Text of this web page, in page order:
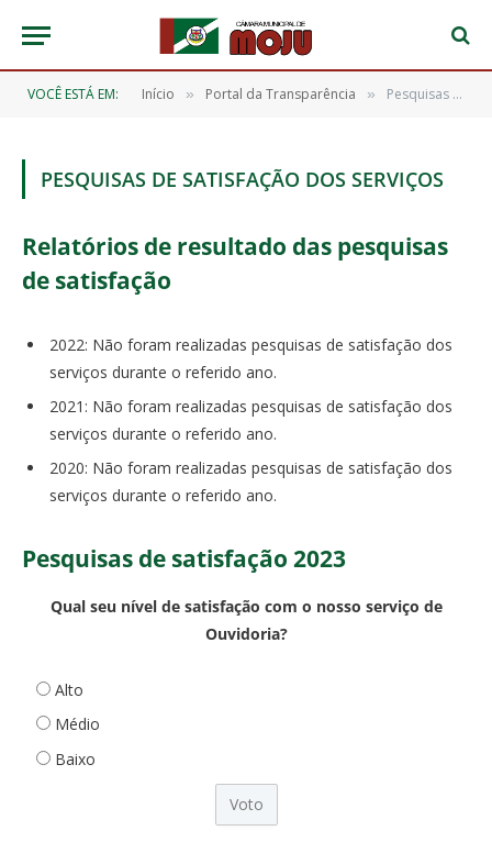
VOCÊ ESTÁ EM: Início » Portal da Transparência » Pesquisas de Satisfação dos Serviços
PESQUISAS DE SATISFAÇÃO DOS SERVIÇOS
Relatórios de resultado das pesquisas
de satisfação
2022: Não foram realizadas pesquisas de satisfação dos
serviços durante o referido ano.
2021: Não foram realizadas pesquisas de satisfação dos
serviços durante o referido ano.
2020: Não foram realizadas pesquisas de satisfação dos
serviços durante o referido ano.
Pesquisas de satisfação 2023
Qual seu nível de satisfação com o nosso serviço de
Ouvidoria?
Alto
Médio
Baixo